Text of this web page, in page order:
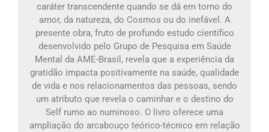
caráter transcendente quando se dá em torno do
amor, da natureza, do Cosmos ou do inefável. A
presente obra, fruto de profundo estudo científico
desenvolvido pelo Grupo de Pesquisa em Saúde
Mental da AME-Brasil, revela que a experiência da
gratidão impacta positivamente na saúde, qualidade
de vida e nos relacionamentos das pessoas, sendo
um atributo que revela o caminhar e o destino do
Self rumo ao numinoso. O livro oferece uma
ampliação do arcabouço teórico-técnico em relação